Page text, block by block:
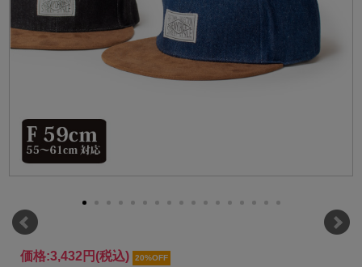
価格:3,432円 (税込) 20%OFF